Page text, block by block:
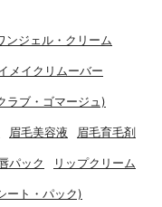
ンジェル・クリーム
メイクリムーバー
ラブ・ゴマージュ)
眉毛美容液 眉毛育毛剤
パック リップクリーム
ート・パック)